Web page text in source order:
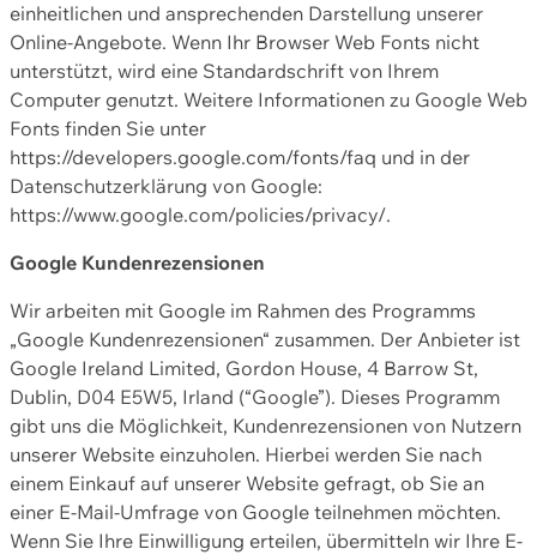
einheitlichen und ansprechenden Darstellung unserer
Online-Angebote. Wenn Ihr Browser Web Fonts nicht
unterstützt, wird eine Standardschrift von Ihrem
Computer genutzt. Weitere Informationen zu Google Web
Fonts finden Sie unter
https://developers.google.com/fonts/faq und in der
Datenschutzerklärung von Google:
https://www.google.com/policies/privacy/.
Google Kundenrezensionen
Wir arbeiten mit Google im Rahmen des Programms
„Google Kundenrezensionen“ zusammen. Der Anbieter ist
Google Ireland Limited, Gordon House, 4 Barrow St,
Dublin, D04 E5W5, Irland (“Google”). Dieses Programm
gibt uns die Möglichkeit, Kundenrezensionen von Nutzern
unserer Website einzuholen. Hierbei werden Sie nach
einem Einkauf auf unserer Website gefragt, ob Sie an
einer E-Mail-Umfrage von Google teilnehmen möchten.
Wenn Sie Ihre Einwilligung erteilen, übermitteln wir Ihre E-